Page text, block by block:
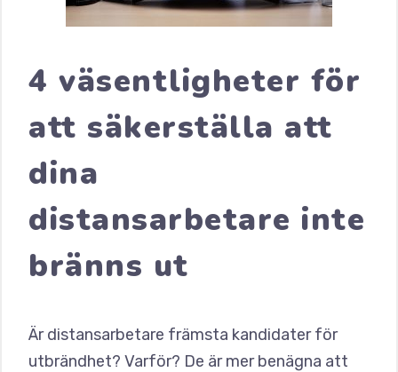
4 väsentligheter för
att säkerställa att
dina
distansarbetare inte
bränns ut
Är distansarbetare främsta kandidater för
utbrändhet? Varför? De är mer benägna att